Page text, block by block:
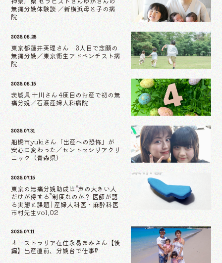
無痛分娩体験談 ／新横浜母と子の病
院
2025.08.25
東京都蓮井英理さん 3人目で念願の
無痛分娩／東京衛生アドベンチスト病
院
2025.08.15
茨城県 十川さん 4度目のお産で初の無
痛分娩／石渡産婦人科病院
2025.07.31
船橋市yukiさん「出産への恐怖」が
安心に変わった／セントセシリアクリ
ニック（青森県）
2025.07.15
東京の無痛分娩助成は“声の大きい人
だけが得する”制度なのか？ 医師が語
る実態と課題 | 産婦人科医・麻酔科医
市村先生vol.02
2025.07.11
オーストラリア在住永易まみさん【後
編】出産直前、分娩台で仕事⁉